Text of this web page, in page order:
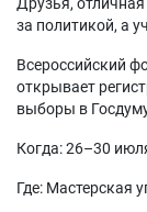
за политикой, а
Всероссийский
открывает
выборы в
Когда: 26–30
Где: Мастерская